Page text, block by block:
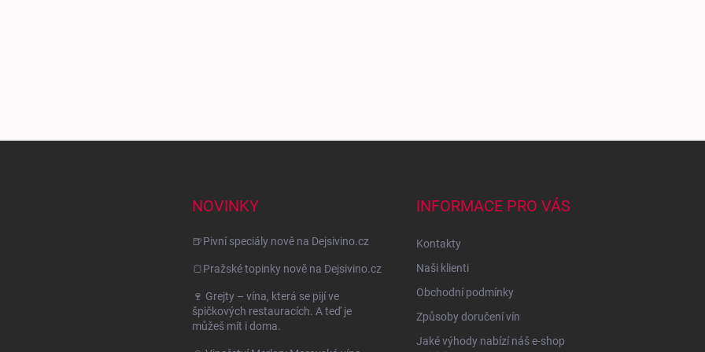
NOVINKY
🍺Pivní speciály nově na Dejsivino.cz
🍞Pražské topinky nově na Dejsivino.cz
🍷 Grejty – vína, která se pijí ve
špičkových restauracích. A teď je
můžeš mít i doma.
INFORMACE PRO VÁS
Kontakty
Naši klienti
Obchodní podmínky
Způsoby doručení vín
Jaké výhody nabízí náš e-shop